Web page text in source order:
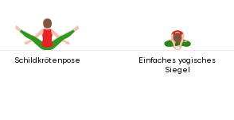
Schildkrötenpose
Einfaches yogisches
Siegel